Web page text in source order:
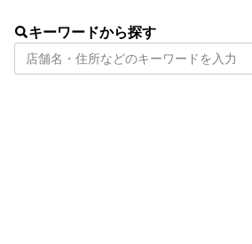
三重県 滋賀県
キーワードから探す